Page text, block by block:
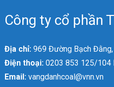
Công ty cổ phần
Địa chỉ: 969 Đường Bạch Đằng,
Điện thoại: 0203 853 125/104
Email: vangdanhcoal@vnn.vn